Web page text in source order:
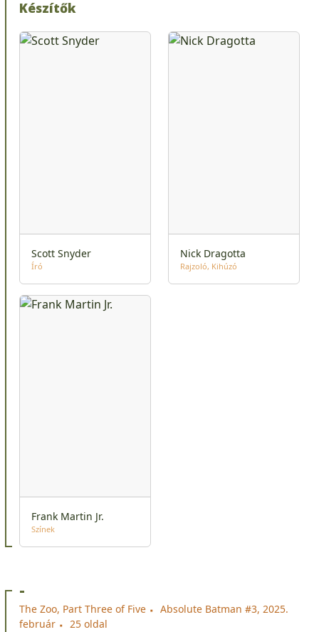
Készítők
Scott Snyder
Író
Nick Dragotta
Rajzoló Kihúzó
Frank Martin Jr.
Színek
-
The Zoo, Part Three of Five
Absolute Batman #3, 2025.
február
25 oldal